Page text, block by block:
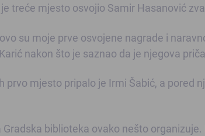
treće mjesto osvojio Samir Hasanović
su moje prve osvojene nagrade i
nakon što je saznao da je njegova
prvo mjesto pripalo je Irmi Šabić, a pored
Gradska biblioteka ovako nešto